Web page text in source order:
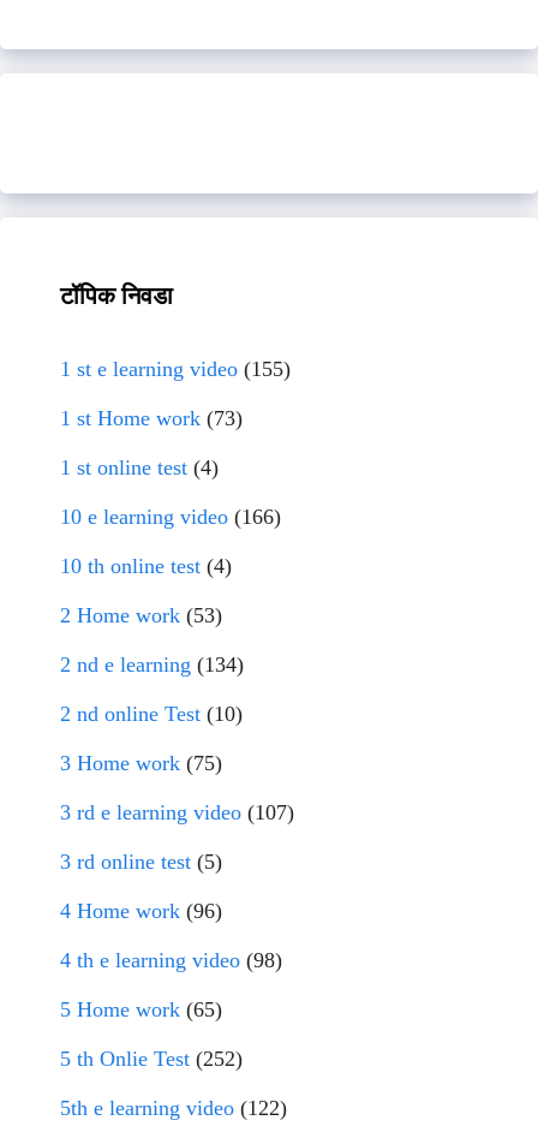
टॉपिक निवडा
1 st e learning video (155)
1 st Home work (73)
1 st online test (4)
10 e learning video (166)
10 th online test (4)
2 Home work (53)
2 nd e learning (134)
2 nd online Test (10)
3 Home work (75)
3 rd e learning video (107)
3 rd online test (5)
4 Home work (96)
4 th e learning video (98)
5 Home work (65)
5 th Onlie Test (252)
5th e learning video (122)